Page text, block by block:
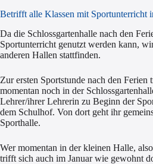
Betrifft alle Klassen mit Sportunterricht
Da die Schlossgartenhalle nach den
Sportunterricht genutzt werden kann,
anderen Hallen stattfinden.
Zur ersten Sportstunde nach den Ferien
momentan noch in der
Lehrer/ihrer Lehrerin zu Beginn der
dem Schulhof. Von dort geht ihr
Sporthalle.
Wer momentan in der kleinen Halle,
trifft sich auch im Januar wie gewohnt